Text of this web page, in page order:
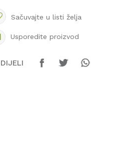
Sačuvajte u listi želja
Usporedite proizvod